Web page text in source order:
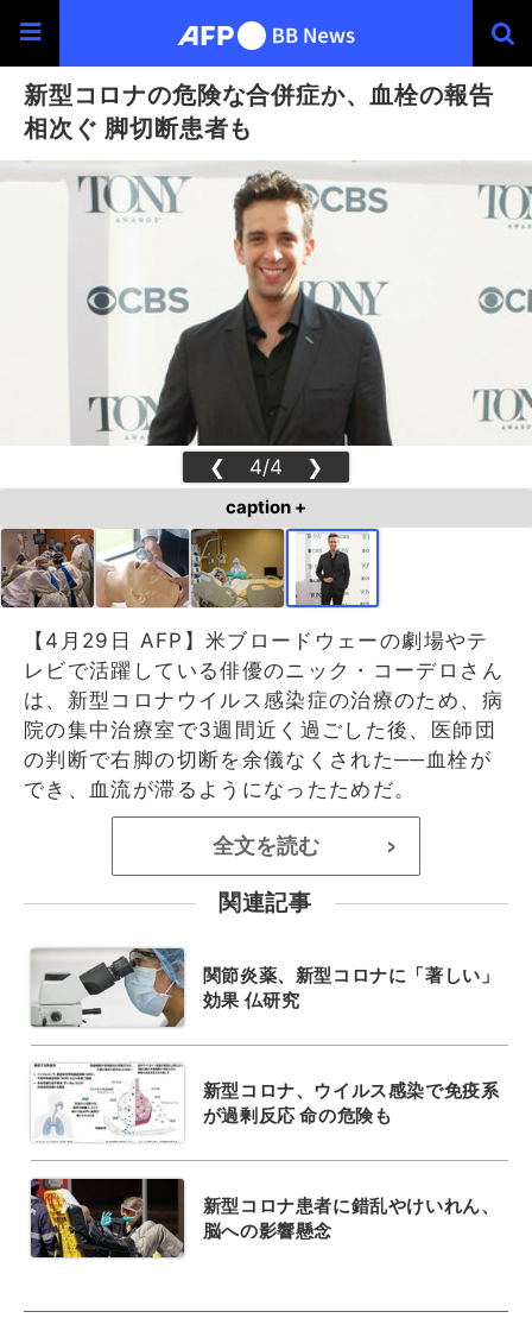
新型コロナの危険な合併症か、血栓の報告
相次ぐ 脚切断患者も
❮ 4/4 ❯
caption +
【4月29日 AFP】米ブロードウェーの劇場やテ
レビで活躍している俳優のニック・コーデロさん
は、新型コロナウイルス感染症の治療のため、病
院の集中治療室で3週間近く過ごした後、医師団
の判断で右脚の切断を余儀なくされた──血栓が
でき、血流が滞るようになったためだ。
全文を読む >
関連記事
関節炎薬、新型コロナに「著しい」
効果 仏研究
新型コロナ、ウイルス感染で免疫系
が過剰反応 命の危険も
新型コロナ患者に錯乱やけいれん、
脳への影響懸念